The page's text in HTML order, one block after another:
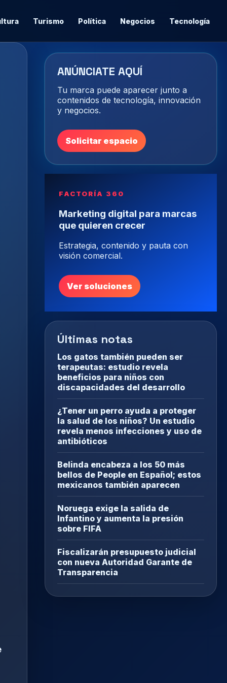
Turismo Política Negocios Tecnología
ANÚNCIATE AQUÍ
Tu marca puede aparecer junto a
contenidos de tecnología, innovación
y negocios.
Solicitar espacio
FACTORÍA 360
Marketing digital para marcas
que quieren crecer
Estrategia, contenido y pauta con
visión comercial.
Ver soluciones
Últimas notas
Los gatos también pueden ser
terapeutas: estudio revela
beneficios para niños con
discapacidades del desarrollo
¿Tener un perro ayuda a proteger
la salud de los niños? Un estudio
revela menos infecciones y uso de
antibióticos
Belinda encabeza a los 50 más
bellos de People en Español; estos
mexicanos también aparecen
Noruega exige la salida de
Infantino y aumenta la presión
sobre FIFA
Fiscalizarán presupuesto judicial
con nueva Autoridad Garante de
Transparencia